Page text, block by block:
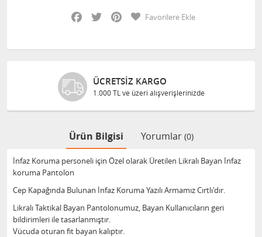
Facebook
Twitter PinterestFavorilere Ekle
ÜCRETSIZ KARGO
1.000 TL ve üzeri alışverişlerinizde
Ürün Bilgisi Yorumlar (0)
İnfaz Koruma personeli için Özel olarak Üretilen Likralı Bayan İnfaz
koruma Pantolon
Cep Kapağında Bulunan İnfaz Koruma Yazılı Armamız Cırtlı'dır.
Likralı Taktikal Bayan Pantolonumuz, Bayan ​Kullanıcıların geri
bildirimleri ile tasarlanmıştır.
Vücuda oturan fit bayan kalıptır.